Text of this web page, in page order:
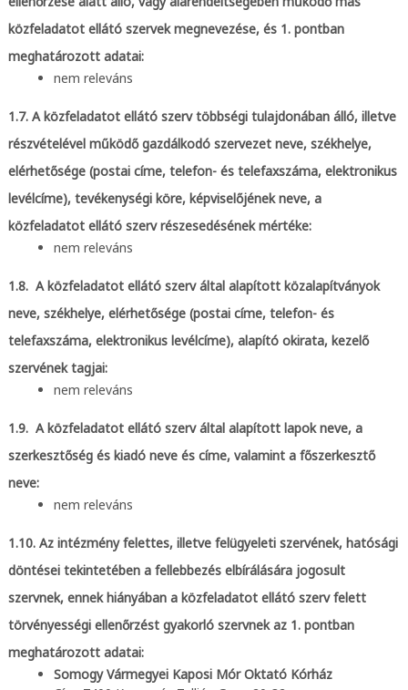
közfeladatot ellátó szervek megnevezése, és 1. pontban
meghatározott adatai:
nem releváns
1.7. A közfeladatot ellátó szerv többségi tulajdonában álló, illetve
részvételével működő gazdálkodó szervezet neve, székhelye,
elérhetősége (postai címe, telefon- és telefaxszáma, elektronikus
levélcíme), tevékenységi köre, képviselőjének neve, a
közfeladatot ellátó szerv részesedésének mértéke:
nem releváns
1.8. A közfeladatot ellátó szerv által alapított közalapítványok
neve, székhelye, elérhetősége (postai címe, telefon- és
telefaxszáma, elektronikus levélcíme), alapító okirata, kezelő
szervének tagjai:
nem releváns
1.9. A közfeladatot ellátó szerv által alapított lapok neve, a
szerkesztőség és kiadó neve és címe, valamint a főszerkesztő
neve:
nem releváns
1.10. Az intézmény felettes, illetve felügyeleti szervének, hatósági
döntései tekintetében a fellebbezés elbírálására jogosult
szervnek, ennek hiányában a közfeladatot ellátó szerv felett
törvényességi ellenőrzést gyakorló szervnek az 1. pontban
meghatározott adatai:
Somogy Vármegyei Kaposi Mór Oktató Kórház